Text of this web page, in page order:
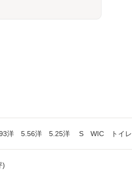
洋 5.56洋 5.25洋 S WIC トイレ
)